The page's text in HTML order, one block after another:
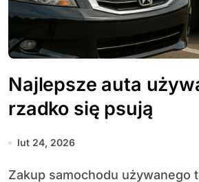
Najlepsze auta
rzadko się psują
lut 24, 2026
Zakup samochodu używanego to często